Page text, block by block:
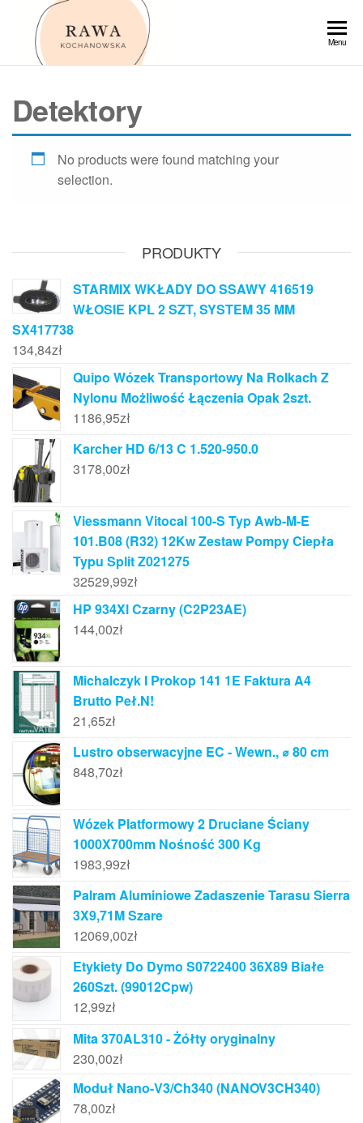
Przejdź
Menu
Detektory
No products were found matching your
selection.
PRODUKTY
STARMIX WKŁADY DO SSAWY 416519
WŁOSIE KPL 2 SZT, SYSTEM 35 MM
SX417738
134,84zł
Quipo Wózek Transportowy Na Rolkach Z
Nylonu Możliwość Łączenia Opak 2szt.
1186,95zł
Karcher HD 6/13 C 1.520-950.0
3178,00zł
Viessmann Vitocal 100-S Typ Awb-M-E
101.B08 (R32) 12Kw Zestaw Pompy Ciepła
Typu Split Z021275
32529,99zł
HP 934Xl Czarny (C2P23AE)
144,00zł
Michalczyk I Prokop 141 1E Faktura A4
Brutto Peł.N!
21,65zł
Lustro obserwacyjne EC - Wewn., ⌀ 80 cm
848,70zł
Wózek Platformowy 2 Druciane Ściany
1000X700mm Nośność 300 Kg
1983,99zł
Palram Aluminiowe Zadaszenie Tarasu Sierra
3X9,71M Szare
12069,00zł
Etykiety Do Dymo S0722400 36X89 Białe
260Szt. (99012Cpw)
12,99zł
Mita 370AL310 - Żółty oryginalny
230,00zł
Moduł Nano-V3/Ch340 (NANOV3CH340)
78,00zł